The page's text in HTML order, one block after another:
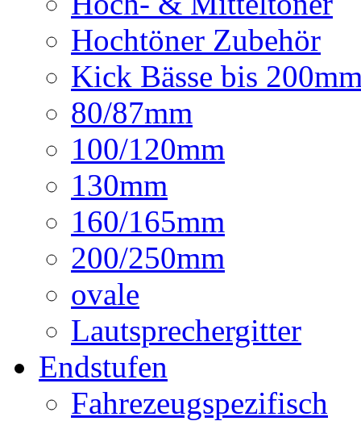
Hochtöner Zubehör
Kick Bässe bis
80/87mm
100/120mm
130mm
160/165mm
200/250mm
ovale
Lautsprechergitter
Endstufen
Fahrezeugspezifisch